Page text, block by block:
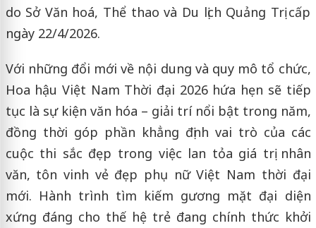
do Sở Văn hoá, Thể thao và Du lịch Quảng Trị cấp
ngày 22/4/2026.
Với những đổi mới về nội dung và quy mô tổ chức,
Hoa hậu Việt Nam Thời đại 2026 hứa hẹn sẽ tiếp
tục là sự kiện văn hóa – giải trí nổi bật trong năm,
đồng thời góp phần khẳng định vai trò của các
cuộc thi sắc đẹp trong việc lan tỏa giá trị nhân
văn, tôn vinh vẻ đẹp phụ nữ Việt Nam thời đại
mới. Hành trình tìm kiếm gương mặt đại diện
xứng đáng cho thế hệ trẻ đang chính thức khởi